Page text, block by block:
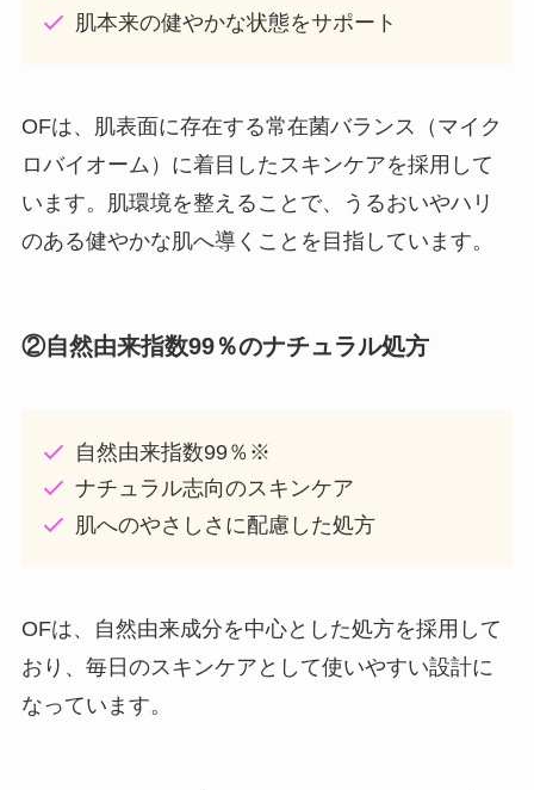
肌本来の健やかな状態をサポート
OFは、肌表面に存在する常在菌バランス（マイク
ロバイオーム）に着目したスキンケアを採用して
います。肌環境を整えることで、うるおいやハリ
のある健やかな肌へ導くことを目指しています。
②自然由来指数99％のナチュラル処方
自然由来指数99％※
ナチュラル志向のスキンケア
肌へのやさしさに配慮した処方
OFは、自然由来成分を中心とした処方を採用して
おり、毎日のスキンケアとして使いやすい設計に
なっています。